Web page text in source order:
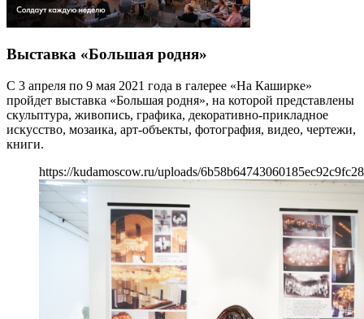
Выставка «Большая родня»
С 3 апреля по 9 мая 2021 года в галерее «На Каширке»
пройдет выставка «Большая родня», на которой представлены
скульптура, живопись, графика, декоративно-прикладное
искусство, мозаика, арт-объекты, фотография, видео, чертежи,
книги.
https://kudamoscow.ru/uploads/